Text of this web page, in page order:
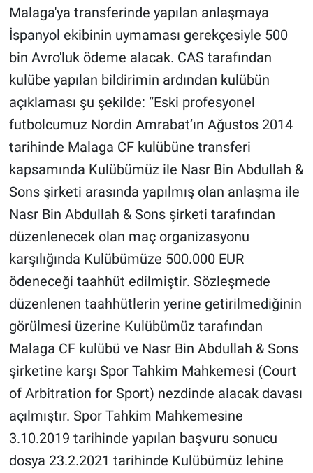
Malaga'ya transferinde yapılan anlaşmaya
İspanyol ekibinin uymaması gerekçesiyle 500
bin Avro'luk ödeme alacak. CAS tarafından
kulübe yapılan bildirimin ardından kulübün
açıklaması şu şekilde: “Eski profesyonel
futbolcumuz Nordin Amrabat’ın Ağustos 2014
tarihinde Malaga CF kulübüne transferi
kapsamında Kulübümüz ile Nasr Bin Abdullah &
Sons şirketi arasında yapılmış olan anlaşma ile
Nasr Bin Abdullah & Sons şirketi tarafından
düzenlenecek olan maç organizasyonu
karşılığında Kulübümüze 500.000 EUR
ödeneceği taahhüt edilmiştir. Sözleşmede
düzenlenen taahhütlerin yerine getirilmediğinin
görülmesi üzerine Kulübümüz tarafından
Malaga CF kulübü ve Nasr Bin Abdullah & Sons
şirketine karşı Spor Tahkim Mahkemesi (Court
of Arbitration for Sport) nezdinde alacak davası
açılmıştır. Spor Tahkim Mahkemesine
3.10.2019 tarihinde yapılan başvuru sonucu
dosya 23.2.2021 tarihinde Kulübümüz lehine
Gün Ortası
Gündem Özel
Günün görüntüsü
Haber
Kimdir
Koronavirüs
Kültür Sanat
Ne demişti
Popüler
Programlar
Sağlık